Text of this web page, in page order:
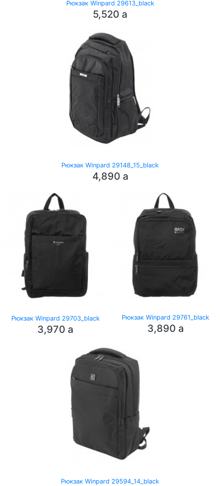
Рюкзак Winpard 29613_black
5,520 a
Рюкзак Winpard 29148_15_black
4,890 a
Рюкзак Winpard 29703_black
3,970 a
Рюкзак Winpard 29761_black
3,890 a
Рюкзак Winpard 29594_14_black